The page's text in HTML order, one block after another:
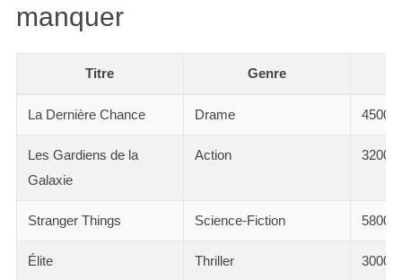
manquer
Titre Genre
La Dernière Chance Drame 4500
Les Gardiens de la
Galaxie
Action 3200
Stranger Things Science-Fiction 5800
Élite Thriller 3000